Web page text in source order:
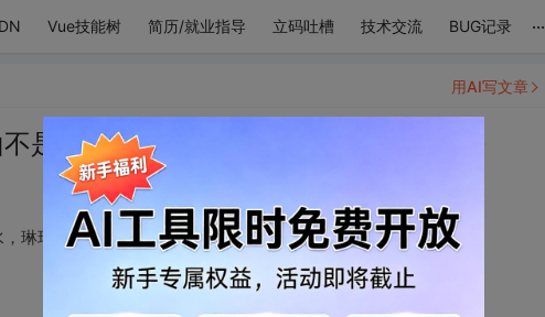
Vue技能树 简历/就业指导 立码吐槽 技术交流 BUG记录 ...
是山，看水不是水，琳琅满目都是你✨
琳琅满目都是你✨
用AI写文章